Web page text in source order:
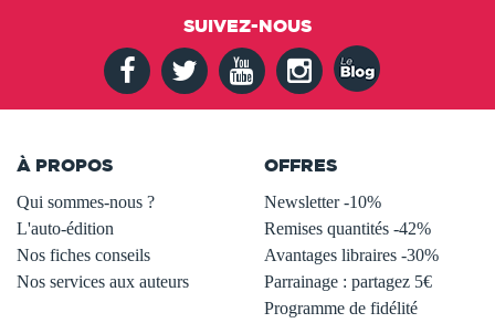
SUIVEZ-NOUS
À PROPOS
Qui sommes-nous ?
L'auto-édition
Nos fiches conseils
Nos services aux auteurs
OFFRES
Newsletter -10%
Remises quantités -42%
Avantages libraires -30%
Parrainage : partagez 5€
Programme de fidélité